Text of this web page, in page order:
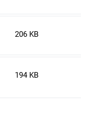
206 KB
194 KB